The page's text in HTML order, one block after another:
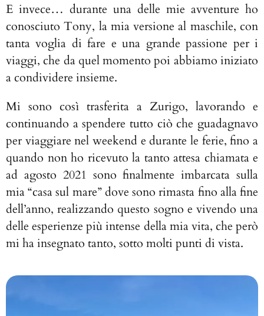
E invece… durante una delle mie avventure ho
conosciuto Tony, la mia versione al maschile, con
tanta voglia di fare e una grande passione per i
viaggi, che da quel momento poi abbiamo iniziato
a condividere insieme.
Mi sono così trasferita a Zurigo, lavorando e
continuando a spendere tutto ciò che guadagnavo
per viaggiare nel weekend e durante le ferie, fino a
quando non ho ricevuto la tanto attesa chiamata e
ad agosto 2021 sono finalmente imbarcata sulla
mia “casa sul mare” dove sono rimasta fino alla fine
dell’anno, realizzando questo sogno e vivendo una
delle esperienze più intense della mia vita, che però
mi ha insegnato tanto, sotto molti punti di vista.